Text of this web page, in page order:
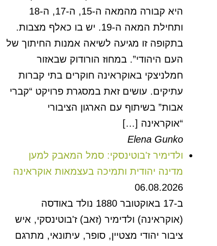
היא קבורה מהמאה ה-15, ה-17, ה-18
ותחילת המאה ה-19. יש בו כאלף מצבות.
בתקופה זו מגיעה לשיאה אמנות החיתוך של
העם היהודי”. במחוז הורודוק שבאזור
חמלניצקי באוקראינה חוקרים בתי קברות
עתיקים. עושים זאת במסגרת פרויקט “קברי
אבות” בשיתוף עם הארגון הציבורי
“אוקראינה […]
Elena Gunko
ולדימיר ז'בוטינסקי: סמל המאבק למען
מדינה יהודית ותמיכה בעצמאות אוקראינה
06.08.2026
ב-17 באוקטובר 1880 נולד באודסה
(אוקראינה) ולדימיר (זאב) ז'בוטינסקי, איש
ציבור יהודי מצטיין, סופר, עיתונאי, מתרגם